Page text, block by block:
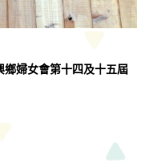
婦女會第十四及十五屆